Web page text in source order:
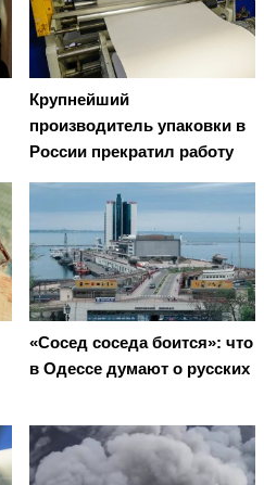
Крупнейший
производитель упаковки в
России прекратил работу
«Сосед соседа боится»: что
в Одессе думают о русских